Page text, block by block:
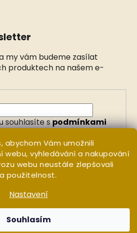
abychom Vám umožnili
webu, vyhledávání a nakupování
webu neustále zlepšovali
použitelnost.
Nastavení
Souhlasím
my vám budeme zasílat
produktech na našem e-
souhlasíte spodmínkami
Vytvořil Shoptet
WHITE ORCHID